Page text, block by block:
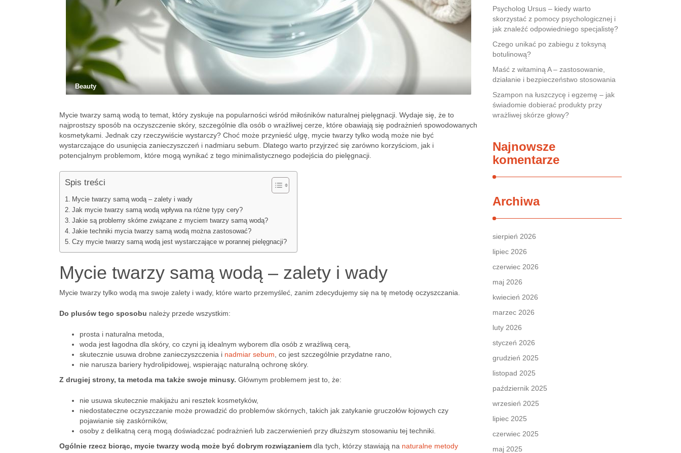
Beauty
Mycie twarzy samą wodą to temat, który zyskuje na popularności wśród miłośników naturalnej pielęgnacji. Wydaje się, że to
najprostszy sposób na oczyszczenie skóry, szczególnie dla osób o wrażliwej cerze, które obawiają się podrażnień spowodowanych
kosmetykami. Jednak czy rzeczywiście wystarczy? Choć może przynieść ulgę, mycie twarzy tylko wodą może nie być
wystarczające do usunięcia zanieczyszczeń i nadmiaru sebum. Dlatego warto przyjrzeć się zarówno korzyściom, jak i
potencjalnym problemom, które mogą wynikać z tego minimalistycznego podejścia do pielęgnacji.
Spis treści
Mycie twarzy samą wodą – zalety i wady
Jak mycie twarzy samą wodą wpływa na różne typy cery?
Jakie są problemy skórne związane z myciem twarzy samą wodą?
Jakie techniki mycia twarzy samą wodą można zastosować?
Czy mycie twarzy samą wodą jest wystarczające w porannej pielęgnacji?
Mycie twarzy samą wodą – zalety i wady
Mycie twarzy tylko wodą ma swoje zalety i wady, które warto przemyśleć, zanim zdecydujemy się na tę metodę oczyszczania.
Do plusów tego sposobu należy przede wszystkim:
prosta i naturalna metoda,
woda jest łagodna dla skóry, co czyni ją idealnym wyborem dla osób z wrażliwą cerą,
skutecznie usuwa drobne zanieczyszczenia i nadmiar sebum , co jest szczególnie przydatne rano,
nie narusza bariery hydrolipidowej, wspierając naturalną ochronę skóry.
Z drugiej strony, ta metoda ma także swoje minusy. Głównym problemem jest to, że:
nie usuwa skutecznie makijażu ani resztek kosmetyków,
niedostateczne oczyszczanie może prowadzić do problemów skórnych, takich jak zatykanie gruczołów łojowych czy
pojawianie się zaskórników,
osoby z delikatną cerą mogą doświadczać podrażnień lub zaczerwienień przy dłuższym stosowaniu tej techniki.
Ogólnie rzecz biorąc, mycie twarzy wodą może być dobrym rozwiązaniem dla tych, którzy stawiają na naturalne metody
Psycholog Ursus – kiedy warto
skorzystać z pomocy psychologicznej i
jak znaleźć odpowiedniego specjalistę?
Czego unikać po zabiegu z toksyną
botulinową?
Maść z witaminą A – zastosowanie,
działanie i bezpieczeństwo stosowania
Szampon na łuszczycę i egzemę – jak
świadomie dobierać produkty przy
wrażliwej skórze głowy?
Najnowsze
komentarze
Archiwa
sierpień 2026
lipiec 2026
czerwiec 2026
maj 2026
kwiecień 2026
marzec 2026
luty 2026
styczeń 2026
grudzień 2025
listopad 2025
październik 2025
wrzesień 2025
lipiec 2025
czerwiec 2025
maj 2025